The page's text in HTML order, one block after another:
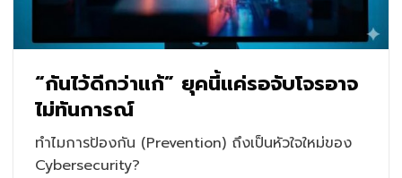
“กันไว้ดีกว่าแก้” ยุคนี้แค่รอจับโจรอาจ
ไม่ทันการณ์
ทำไมการป้องกัน (Prevention) ถึงเป็นหัวใจใหม่ของ
Cybersecurity?